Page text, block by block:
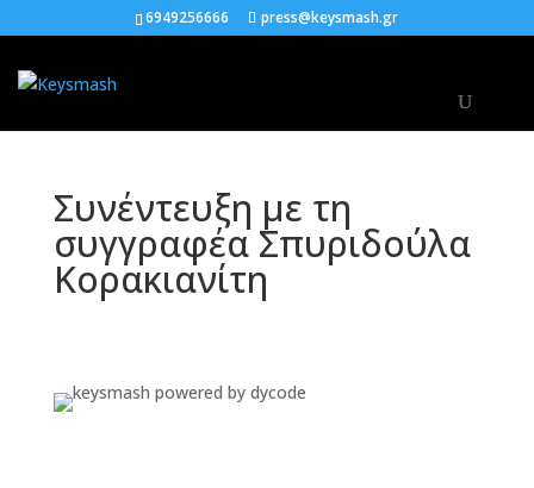
6949256666 press@keysmash.gr
Συνέντευξη με τη
συγγραφέα Σπυριδούλα
Κορακιανίτη